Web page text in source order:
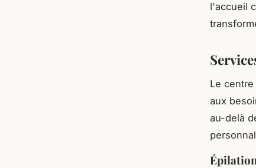
l'accueil
Le
aux
au-delà